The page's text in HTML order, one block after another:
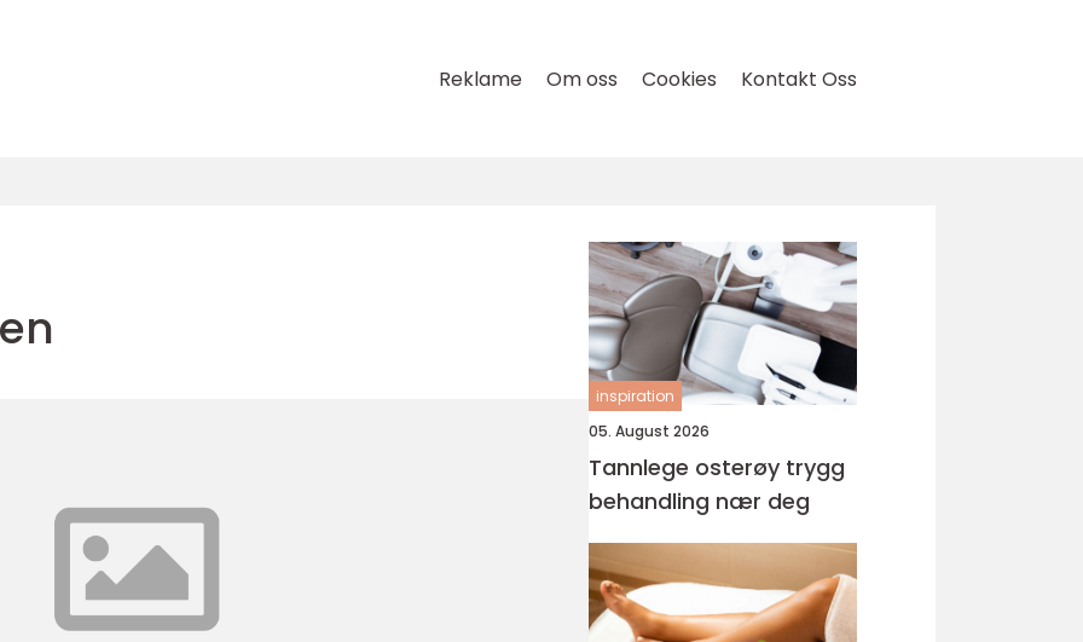
Reklame Om oss Cookies Kontakt Oss
inspiration
05. August 2026
Tannlege osterøy trygg
behandling nær deg